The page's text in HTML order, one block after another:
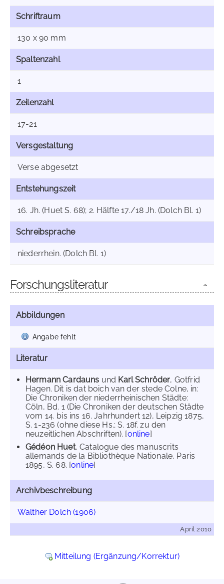
Schriftraum
130 x 90 mm
Spaltenzahl
1
Zeilenzahl
17-21
Versgestaltung
Verse abgesetzt
Entstehungszeit
16. Jh. (Huet S. 68); 2. Hälfte 17./18 Jh. (Dolch Bl. 1)
Schreibsprache
niederrhein. (Dolch Bl. 1)
Forschungsliteratur
Abbildungen
Angabe fehlt
Literatur
Hermann Cardauns und Karl Schröder, Gotfrid
Hagen. Dit is dat boich van der stede Colne, in:
Die Chroniken der niederrheinischen Städte:
Cöln, Bd. 1 (Die Chroniken der deutschen Städte
vom 14. bis ins 16. Jahrhundert 12), Leipzig 1875,
S. 1-236 (ohne diese Hs.; S. 18f. zu den
neuzeitlichen Abschriften). [online]
Gédéon Huet, Catalogue des manuscrits
allemands de la Bibliothèque Nationale, Paris
1895, S. 68. [online]
Archivbeschreibung
Walther Dolch (1906)
April 2010
Mitteilung (Ergänzung/Korrektur)